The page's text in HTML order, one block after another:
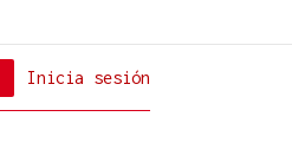
Inicia sesión